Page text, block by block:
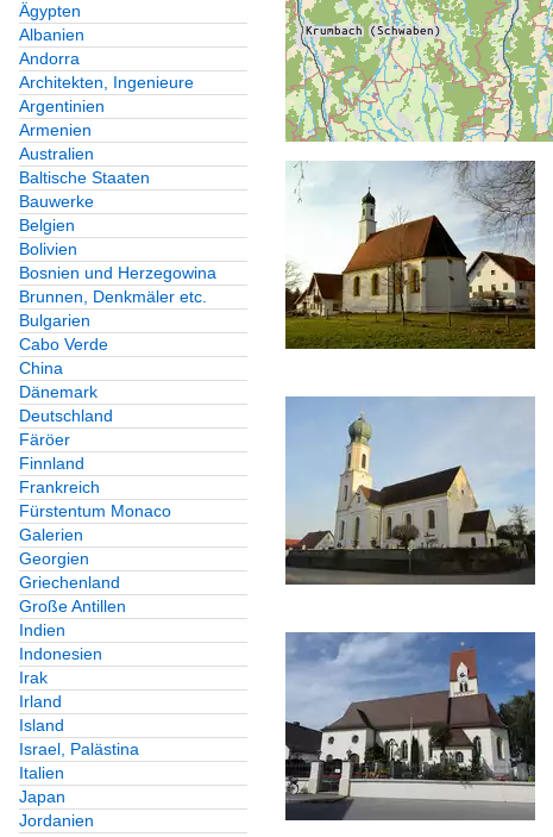
Ägypten
Albanien
Andorra
Architekten, Ingenieure
Argentinien
Armenien
Australien
Baltische Staaten
Bauwerke
Belgien
Bolivien
Bosnien und Herzegowina
Brunnen, Denkmäler etc.
Bulgarien
Cabo Verde
China
Dänemark
Deutschland
Färöer
Finnland
Frankreich
Fürstentum Monaco
Galerien
Georgien
Griechenland
Große Antillen
Indien
Indonesien
Irak
Irland
Island
Israel, Palästina
Italien
Japan
Jordanien